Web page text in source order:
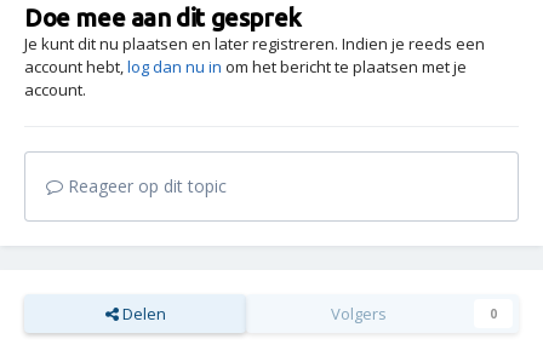
Doe mee aan dit gesprek
Je kunt dit nu plaatsen en later registreren. Indien je reeds een
account hebt,log dan nu in om het bericht te plaatsen met je
account.
Reageer op dit topic
Delen Volgers 0